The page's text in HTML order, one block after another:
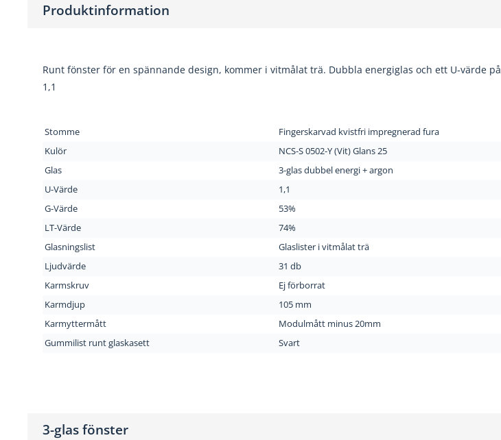
Produktinformation
Runt fönster för en spännande design, kommer i vitmålat trä. Dubbla energiglas och ett U-värde på
1,1
Stomme
Fingerskarvad kvistfri impregnerad fura
Kulör
NCS-S 0502-Y (Vit) Glans 25
Glas
3-glas dubbel energi + argon
U-Värde
1,1
G-Värde
53%
LT-Värde
74%
Glasningslist
Glaslister i vitmålat trä
Ljudvärde
31 db
Karmskruv
Ej förborrat
Karmdjup
105 mm
Karmyttermått
Modulmått minus 20mm
Gummilist runt glaskasett
Svart
3-glas fönster